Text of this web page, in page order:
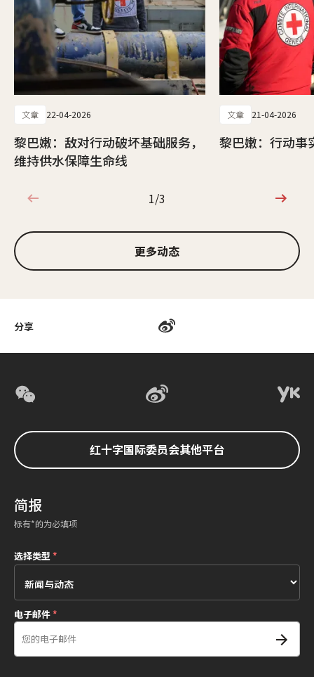
分享
文章 22-04-2026
黎巴嫩：敌对行动破坏基础服务，
维持供水保障生命线
文章 21-04-2026
黎巴嫩：行动
1/3
1/3
更多动态
红十字国际委员会其他平台
简报
标有*的为必填项
选择类型*
电子邮件*